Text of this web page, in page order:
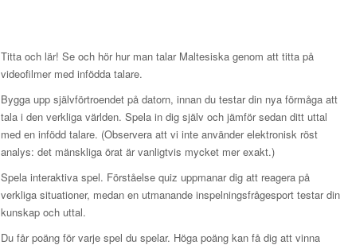
Titta och lär! Se och hör hur man talar Maltesiska genom att titta på
videofilmer med infödda talare.
Bygga upp självförtroendet på datorn, innan du testar din nya förmåga att
tala i den verkliga världen. Spela in dig själv och jämför sedan ditt uttal
med en infödd talare. (Observera att vi inte använder elektronisk röst
analys: det mänskliga örat är vanligtvis mycket mer exakt.)
Spela interaktiva spel. Förståelse quiz uppmanar dig att reagera på
verkliga situationer, medan en utmanande inspelningsfrågesport testar din
kunskap och uttal.
Du får poäng för varje spel du spelar. Höga poäng kan få dig att vinna